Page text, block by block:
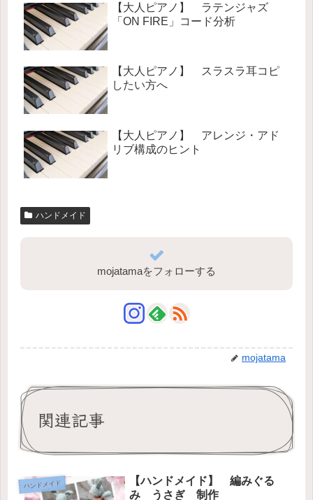
【大人ピアノ】 ラテンジャズ
「ON FIRE」コード分析
【大人ピアノ】 スラスラ耳コピ
したい方へ
【大人ピアノ】 アレンジ・アド
リブ構成のヒント
ハンドメイド
mojatamaをフォローする
mojatama
関連記事
ハンドメイド
【ハンドメイド】 編みぐる
み うさぎ 制作